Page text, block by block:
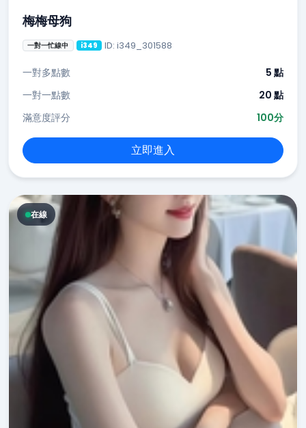
梅梅母狗
一對一忙線中 i349 ID: i349_301588
一對多點數
5 點
一對一點數
20 點
滿意度評分
100分
立即進入
在線